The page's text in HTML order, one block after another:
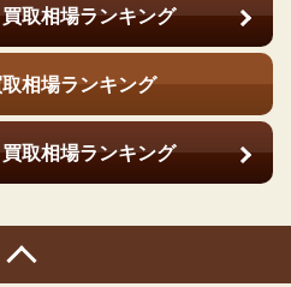
取相場ランキング
相場ランキング
取相場ランキング